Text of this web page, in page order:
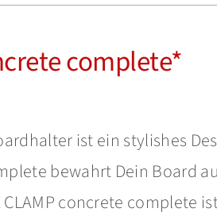
complete*
ist ein stylishes
bewahrt Dein Board
CLAMP concrete complete